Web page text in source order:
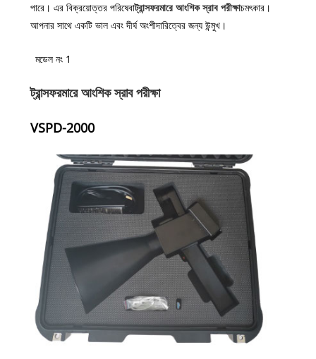
পারে। এর বিক্রয়োত্তর পরিষেবাট্রান্সফরমারে আংশিক স্রাব পরীক্ষাচমৎকার।
আপনার সাথে একটি ভাল এবং দীর্ঘ অংশীদারিত্বের জন্য উন্মুখ।
মডেল নং 1
ট্রান্সফরমারে আংশিক স্রাব পরীক্ষা
VSPD-2000